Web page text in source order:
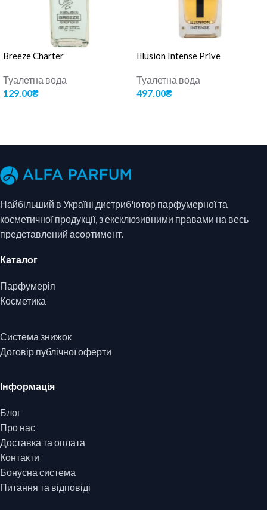
Breeze Charter
Туалетна вода
129.00₴
Illusion Intense Prive
Туалетна вода
497.00₴
Найбільший в Україні дистриб'ютор парфумерної та
косметичної продукції, з ексклюзивними правами на весь
представлений асортимент.
Каталог
Парфумерія
Косметика
Система знижок
Договір публічної оферти
Інформація
Блог
Про нас
Доставка та оплата
Контакти
Бонусна система
Питання та відповіді